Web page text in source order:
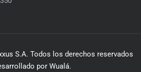
S.A. Todos los derechos reservados
por Wualá.